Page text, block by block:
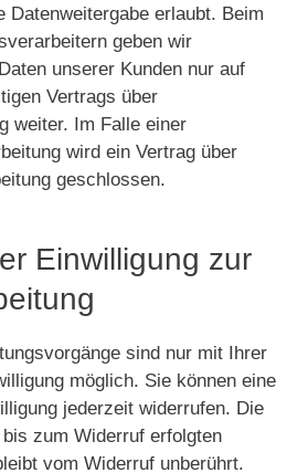
Datenweitergabe erlaubt. Beim
geben wir
unserer Kunden nur auf
Vertrags über
weiter. Im Falle einer
wird ein Vertrag über
geschlossen.
Einwilligung zur
sind nur mit Ihrer
möglich. Sie können eine
jederzeit widerrufen. Die
zum Widerruf erfolgten
vom Widerruf unberührt.